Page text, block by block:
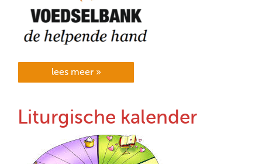
lees meer »
Liturgische kalender